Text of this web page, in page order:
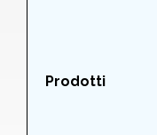
Prodotti